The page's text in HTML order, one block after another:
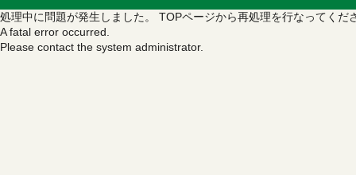
処理中に問題が発生しました。 TOPページから再処理を行なってくだ
A fatal error occurred.
Please contact the system administrator.